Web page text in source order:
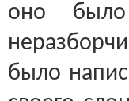
оно
было